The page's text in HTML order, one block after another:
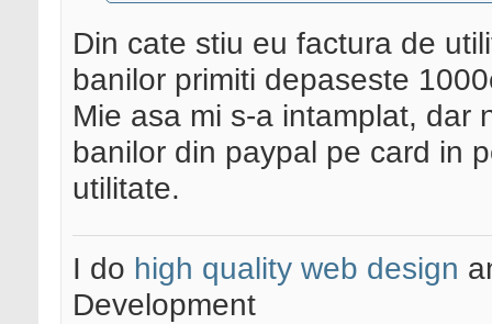
Din cate stiu eu factura de
banilor primiti depaseste
Mie asa mi s-a intamplat, dar
banilor din paypal pe card in
utilitate.
I do high quality web design
Development